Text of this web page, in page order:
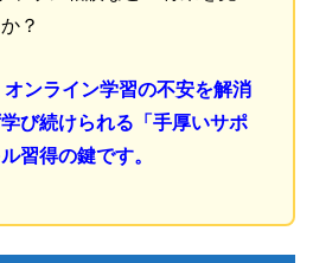
？
オンライン学習の不安を解消
び続けられる「手厚いサポ
習得の鍵です。